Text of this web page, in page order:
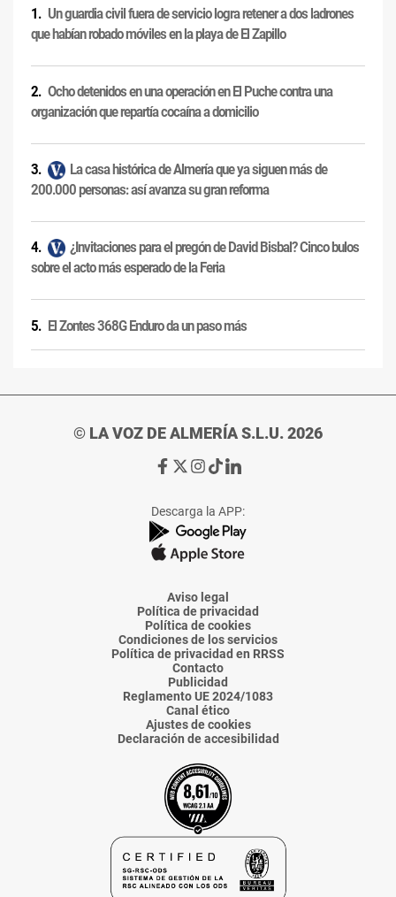
Un guardia civil fuera de servicio logra retener a dos ladrones
que habían robado móviles en la playa de El Zapillo
Ocho detenidos en una operación en El Puche contra una
organización que repartía cocaína a domicilio
La casa histórica de Almería que ya siguen más de
200.000 personas: así avanza su gran reforma
¿Invitaciones para el pregón de David Bisbal? Cinco bulos
sobre el acto más esperado de la Feria
El Zontes 368G Enduro da un paso más
© LA VOZ DE ALMERÍA S.L.U. 2026
Ir
de
La
Voz
Almería
Ir
de
La
Voz
Almería
Ir
de
La
Voz
Almería
Ir
de
La
Voz
Almería
Ir
de
La
Voz
Descarga la APP:
Aviso legal
Política de privacidad
Política de cookies
Condiciones de los servicios
Política de privacidad en RRSS
Contacto
Publicidad
Reglamento UE 2024/1083
Canal ético
Ajustes de cookies
Declaración de accesibilidad